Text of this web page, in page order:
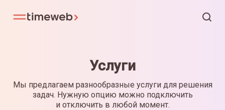
Услуги
Мы предлагаем разнообразные услуги для решения
задач. Нужную опцию можно подключить
и отключить в любой момент.